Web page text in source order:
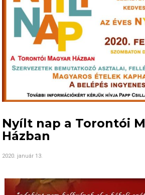
Nyílt nap a Torontói
Házban
2020. január 13.